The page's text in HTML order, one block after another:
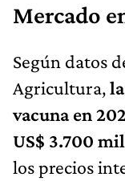
Mercado
Según datos
Agricultura,
vacuna en
US$ 3.700
los precios